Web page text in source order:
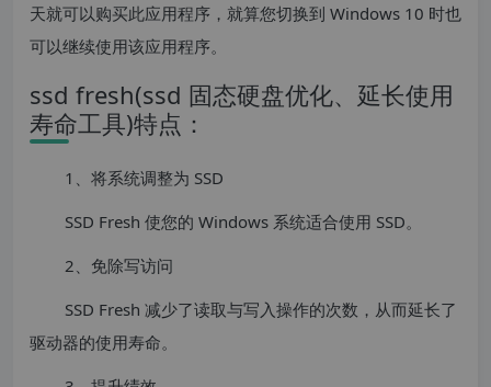
天就可以购买此应用程序，就算您切换到 Windows 10 时也
可以继续使用该应用程序。
ssd fresh(ssd 固态硬盘优化、延长使用
寿命工具)特点：
1、将系统调整为 SSD
SSD Fresh 使您的 Windows 系统适合使用 SSD。
2、免除写访问
SSD Fresh 减少了读取与写入操作的次数，从而延长了
驱动器的使用寿命。